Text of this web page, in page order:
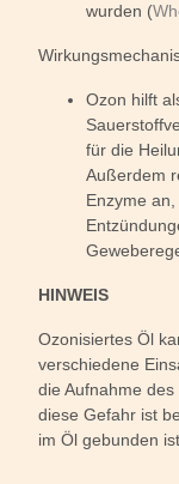
wurden (
Ozon hilft
für die
Außerdem
Enzyme
HINWEIS
Ozonisiertes Öl
verschiedene
die Aufnahme des
diese Gefahr ist
im Öl gebunden ist.